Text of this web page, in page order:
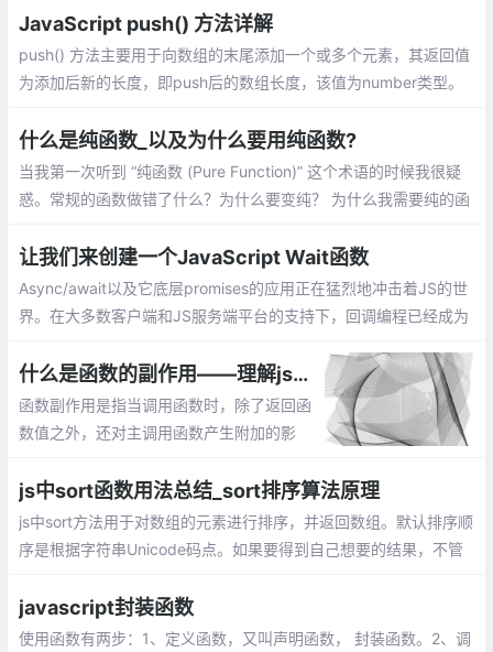
JavaScript push() 方法详解
push() 方法主要用于向数组的末尾添加一个或多个元素，其返回值
为添加后新的长度，即push后的数组长度，该值为number类型。
上、在对象使用push
什么是纯函数_以及为什么要用纯函数?
当我第一次听到 “纯函数 (Pure Function)” 这个术语的时候我很疑
惑。常规的函数做错了什么？为什么要变纯？ 为什么我需要纯的函
让我们来创建一个JavaScript Wait函数
Async/await以及它底层promises的应用正在猛烈地冲击着JS的世
界。在大多数客户端和JS服务端平台的支持下，回调编程已经成为
什么是函数的副作用——理解js编程中函数的副作用
函数副作用是指当调用函数时，除了返回函
数值之外，还对主调用函数产生附加的影
值，而且还做了其他的事情
js中sort函数用法总结_sort排序算法原理
js中sort方法用于对数组的元素进行排序，并返回数组。默认排序顺
序是根据字符串Unicode码点。如果要得到自己想要的结果，不管
小，然后返回一个用于说明这两个值的相对顺序的数字
javascript封装函数
使用函数有两步：1、定义函数，又叫声明函数， 封装函数。2、调